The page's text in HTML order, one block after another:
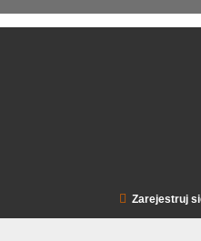
Zarejestruj